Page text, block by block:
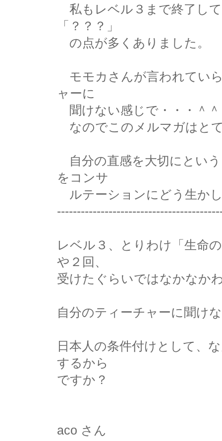
私もレベル３まで終了し
「？？？」
の点が多くありました。
モモカさんが言われてい
ャーに
聞けない感じで・・・＾
なのでこのメルマガはと
自分の直感を大切にとい
をコンサ
ルテーションにどう生か
レベル３、とりわけ「生命
や２回、
受けたぐらいではなかなか
自分のティーチャーに聞け
日本人の条件付けとして、
するから
ですか？
aco さん